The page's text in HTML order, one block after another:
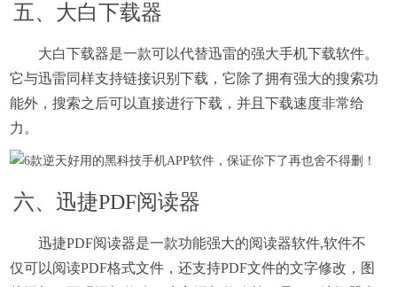
五、大白下载器
大白下载器是一款可以代替迅雷的强大手机下载软件。
它与迅雷同样支持链接识别下载，它除了拥有强大的搜索功
能外，搜索之后可以直接进行下载，并且下载速度非常给
力。
六、迅捷PDF阅读器
迅捷PDF阅读器是一款功能强大的阅读器软件,软件不
仅可以阅读PDF格式文件，还支持PDF文件的文字修改，图